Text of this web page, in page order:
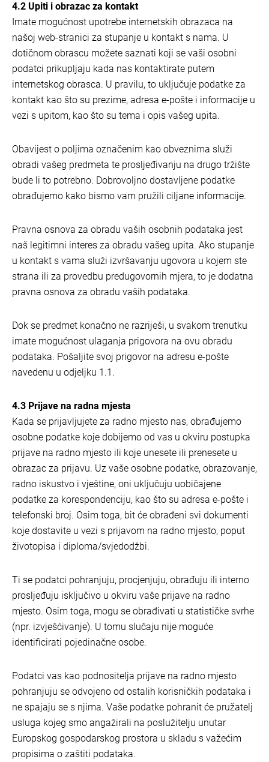
4.2 Upiti i obrazac za kontakt
Imate mogućnost upotrebe internetskih obrazaca na
našoj web-stranici za stupanje u kontakt s nama. U
dotičnom obrascu možete saznati koji se vaši osobni
podatci prikupljaju kada nas kontaktirate putem
internetskog obrasca. U pravilu, to uključuje podatke za
kontakt kao što su prezime, adresa e-pošte i informacije u
vezi s upitom, kao što su tema i opis vašeg upita.
Obavijest o poljima označenim kao obveznima služi
obradi vašeg predmeta te prosljeđivanju na drugo tržište
bude li to potrebno. Dobrovoljno dostavljene podatke
obrađujemo kako bismo vam pružili ciljane informacije.
Pravna osnova za obradu vaših osobnih podataka jest
naš legitimni interes za obradu vašeg upita. Ako stupanje
u kontakt s vama služi izvršavanju ugovora u kojem ste
strana ili za provedbu predugovornih mjera, to je dodatna
pravna osnova za obradu vaših podataka.
Dok se predmet konačno ne razriješi, u svakom trenutku
imate mogućnost ulaganja prigovora na ovu obradu
podataka. Pošaljite svoj prigovor na adresu e-pošte
navedenu u odjeljku 1.1.
4.3 Prijave na radna mjesta
Kada se prijavljujete za radno mjesto nas, obrađujemo
osobne podatke koje dobijemo od vas u okviru postupka
prijave na radno mjesto ili koje unesete ili prenesete u
obrazac za prijavu. Uz vaše osobne podatke, obrazovanje,
radno iskustvo i vještine, oni uključuju uobičajene
podatke za korespondenciju, kao što su adresa e-pošte i
telefonski broj. Osim toga, bit će obrađeni svi dokumenti
koje dostavite u vezi s prijavom na radno mjesto, poput
životopisa i diploma/svjedodžbi.
Ti se podatci pohranjuju, procjenjuju, obrađuju ili interno
prosljeđuju isključivo u okviru vaše prijave na radno
mjesto. Osim toga, mogu se obrađivati u statističke svrhe
(npr. izvješćivanje). U tomu slučaju nije moguće
identificirati pojedinačne osobe.
Podatci vas kao podnositelja prijave na radno mjesto
pohranjuju se odvojeno od ostalih korisničkih podataka i
ne spajaju se s njima. Vaše podatke pohranit će pružatelj
usluga kojeg smo angažirali na poslužitelju unutar
Europskog gospodarskog prostora u skladu s važećim
propisima o zaštiti podataka.